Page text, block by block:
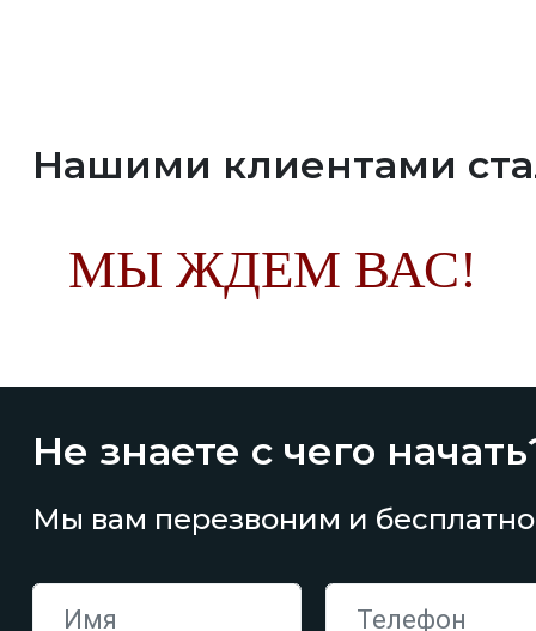
Нашими клиентами
МЫ ЖДЕМ ВАС!
Не знаете с чего
Мы вам перезвоним и